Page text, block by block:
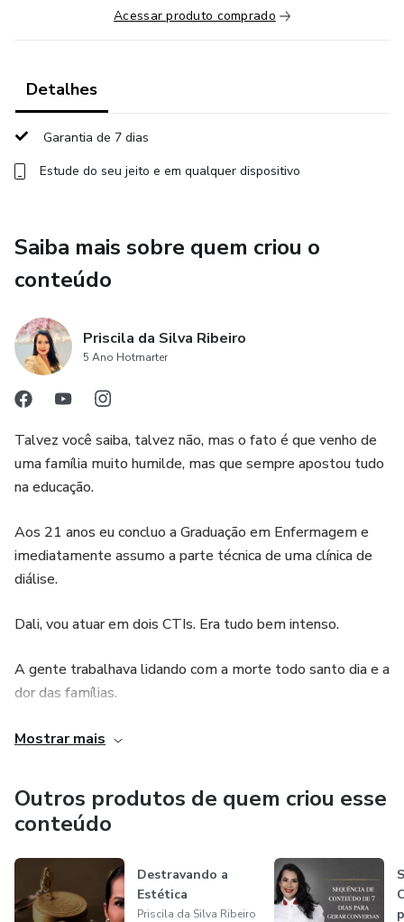
Nada de influencer.
Aqui você aprende o que postar, o que falar e como fechar.
Acessar produto comprado
Detalhes
Garantia de 7 dias
Estude do seu jeito e em qualquer dispositivo
Saiba mais sobre quem criou o
conteúdo
Priscila da Silva Ribeiro
5 Ano Hotmarter
Talvez você saiba, talvez não, mas o fato é que venho de
uma família muito humilde, mas que sempre apostou tudo
na educação.
Aos 21 anos eu concluo a Graduação em Enfermagem e
imediatamente assumo a parte técnica de uma clínica de
diálise.
Dali, vou atuar em dois CTIs. Era tudo bem intenso.
A gente trabalhava lidando com a morte todo santo dia e a
dor das famílias.
Foi uma fase muito importante de aprendizado, mas de
Toda essa história acontece dos meus 14 aos 21 anos,
quando em meados de 2010 eu presto um concurso e me
torno funcionária pública da rede municipal de Nova Iguaçu,
uma cidade da baixada do Rio de Janeiro e na UERJ.
Mostrar mais
Outros produtos de quem criou esse
conteúdo
Destravando a
Estética
Priscila da Silva Ribeiro